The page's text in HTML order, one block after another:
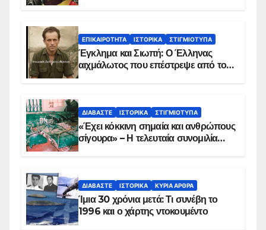
ΕΠΙΚΑΙΡΌΤΗΤΑ ΙΣΤΟΡΙΚΆ ΣΤΙΓΜΙΌΤΥΠΑ
Έγκλημα και Σιωπή: Ο Έλληνας
αιχμάλωτος που επέστρεψε από το
ΔΙΑΒΆΣΤΕ ΙΣΤΟΡΙΚΆ ΣΤΙΓΜΙΌΤΥΠΑ
«Έχει κόκκινη σημαία και ανθρώπους
σίγουρα» – Η τελευταία συνομιλία
ΔΙΑΒΆΣΤΕ ΙΣΤΟΡΙΚΆ ΚΥΡΙΑ ΑΡΘΡΑ
Ίμια 30 χρόνια μετά: Τι συνέβη το
1996 και ο χάρτης ντοκουμέντο